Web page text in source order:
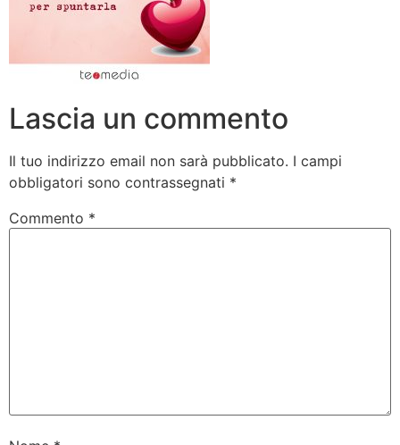
Lascia un commento
Il tuo indirizzo email non sarà pubblicato. I campi
obbligatori sono contrassegnati *
Commento *